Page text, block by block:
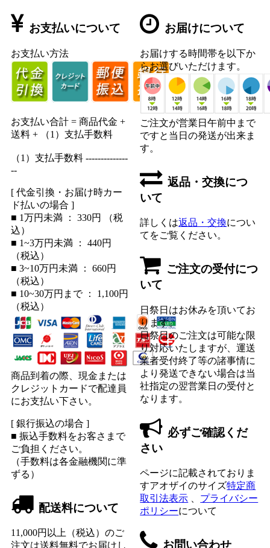
お支払いについて
お支払い方法
お支払い合計 = 商品代金 +
送料 + （1）支払手数料
（1）支払手数料 --------------
--
[ 代金引換・お届け時カー
ド払いの場合 ]
■ 1万円未満 ： 330円 （税
込）
■ 1~3万円未満 ： 440円
（税込）
■ 3~10万円未満 ： 660円
（税込）
■ 10~30万円まで ： 1,100円
（税込）
商品到着の際、現金または
クレジットカードで配達員
にお支払い下さい。
[ 銀行振込の場合 ]
■ 振込手数料をお客さまで
ご負担ください。
（手数料は各金融機関に準
ずる）
配送料について
11,000円以上（税込）のご
注文は送料無料でお届けし
お届けについて
お届けする時間帯を以下か
らお選びいただけます。
ご注文が営業日午前中まで
ですと当日の発送が出来ま
す。
返品・交換につ
いて
詳しくは返品・交換につい
てをご覧ください。
ご注文の受付につ
いて
日祭日はお休みを頂いてお
ります。
日祭日のご注文は可能な限
り対応いたしますが、運送
業者受付終了等の諸事情に
より発送できない場合は当
社指定の翌営業日の受付と
なります。
必ずご確認くだ
さい
ページに記載されておりま
すアオザイのサイズ特定商
取引法表示
プライバシー
ポリシーについて
お問い合わせ